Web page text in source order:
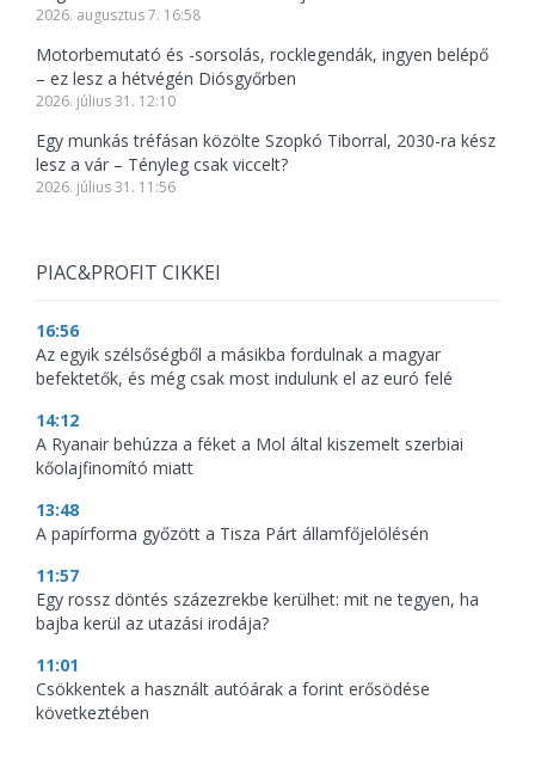
2026. augusztus 7. 16:58
Motorbemutató és -sorsolás, rocklegendák, ingyen belépő
– ez lesz a hétvégén Diósgyőrben
2026. július 31. 12:10
Egy munkás tréfásan közölte Szopkó Tiborral, 2030-ra kész
lesz a vár – Tényleg csak viccelt?
2026. július 31. 11:56
PIAC&PROFIT CIKKEI
16:56
Az egyik szélsőségből a másikba fordulnak a magyar
befektetők, és még csak most indulunk el az euró felé
14:12
A Ryanair behúzza a féket a Mol által kiszemelt szerbiai
kőolajfinomító miatt
13:48
A papírforma győzött a Tisza Párt államfőjelölésén
11:57
Egy rossz döntés százezrekbe kerülhet: mit ne tegyen, ha
bajba kerül az utazási irodája?
11:01
Csökkentek a használt autóárak a forint erősödése
következtében